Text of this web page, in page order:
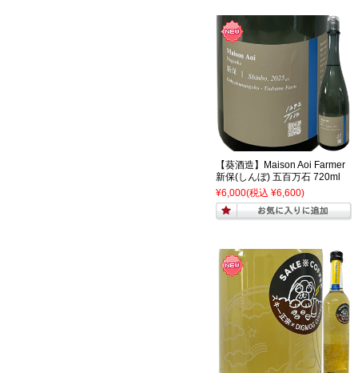
【葵酒造】Maison Aoi Farmer
新保(しんぼ) 五百万石 720ml
¥6,000(税込 ¥6,600)